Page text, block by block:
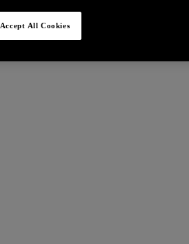
Accept All Cookies